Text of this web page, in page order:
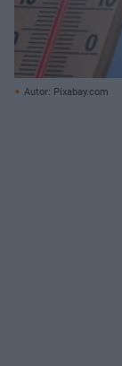
Autor: Pixabay.com